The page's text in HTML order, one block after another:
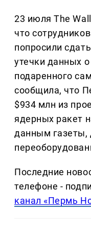
23 июля The
что
попросили
утечки данных
подаренного
сообщила, что
$934 млн из
ядерных ракет
данным газеты,
Последние
телефоне -
канал «Пермь